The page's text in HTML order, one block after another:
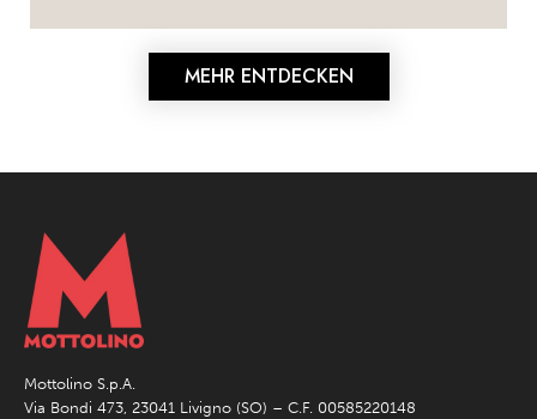
MEHR ENTDECKEN
Mottolino S.p.A.
Via Bondi 473, 23041 Livigno (SO) – C.F. 00585220148